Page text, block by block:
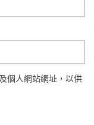
個人網站網址，以供